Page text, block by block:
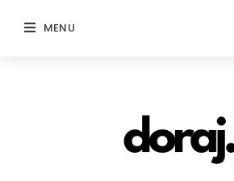
MENU